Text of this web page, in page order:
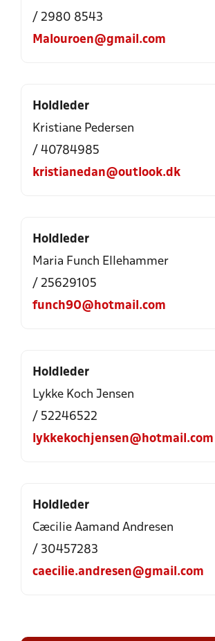
/ 2980 8543
Malouroen@gmail.com
Holdleder
Kristiane Pedersen
/ 40784985
kristianedan@outlook.dk
Holdleder
Maria Funch Ellehammer
/ 25629105
funch90@hotmail.com
Holdleder
Lykke Koch Jensen
/ 52246522
lykkekochjensen@hotmail.com
Holdleder
Cæcilie Aamand Andresen
/ 30457283
caecilie.andresen@gmail.com